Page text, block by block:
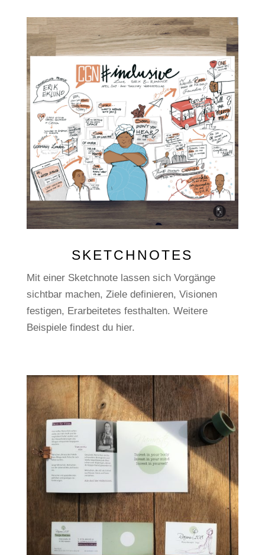
SKETCHNOTES
Mit einer Sketchnote lassen sich Vorgänge
sichtbar machen, Ziele definieren, Visionen
festigen, Erarbeitetes festhalten. Weitere
Beispiele findest du hier.